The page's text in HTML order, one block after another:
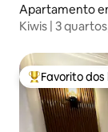
Apartamento
Kiwis | 3
Favoritos dos
Favorito